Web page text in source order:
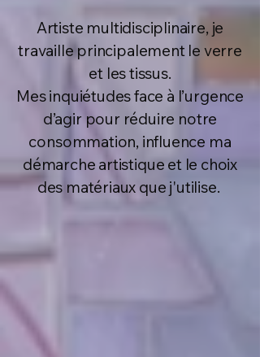
Artiste multidisciplinaire, je
travaille principalement le verre
et les tissus.
Mes inquiétudes face à l’urgence
d’agir pour réduire notre
consommation, influence ma
démarche artistique et le choix
des matériaux que j'utilise.